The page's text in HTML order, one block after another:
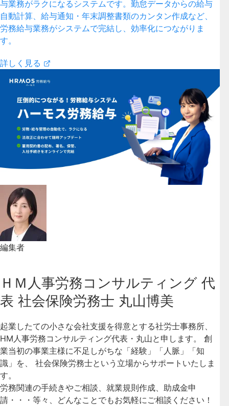
与業務がラクになるシステムです。勤怠データからの給与
自動計算、給与通知・年末調整書類のカンタン作成など、
労務給与業務がシステムで完結し、効率化につながりま
す。
詳しく見る
編集者
ＨＭ人事労務コンサルティング 代
表 社会保険労務士 丸山博美
起業したての小さな会社支援を得意とする社労士事務所、
HM人事労務コンサルティング代表・丸山と申します。 創
業当初の事業主様に不足しがちな「経験」「人脈」「知
識」を、 社会保険労務士という立場からサポートいたしま
す。
労務関連の手続きやご相談、就業規則作成、助成金申
請・・・等々、どんなことでもお気軽にご相談ください！